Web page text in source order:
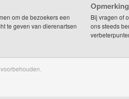
om de bezoekers een
te geven van dierenartsen
Bij vragen of
ons steeds